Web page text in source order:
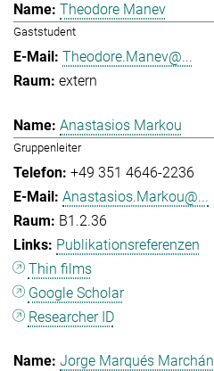
Theodore Manev
Gaststudent
Theodore.Manev@...
extern
Anastasios Markou
Gruppenleiter
+49 351 4646-2236
Anastasios.Markou@...
B1.2.36
Publikationsreferenzen
Thin films
Google Scholar
Researcher ID
Jorge Marqués Marchán